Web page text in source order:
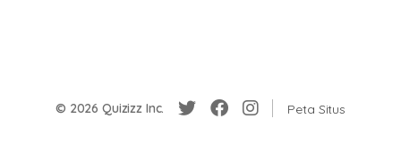
© 2026 Quizizz Inc. Peta Situs